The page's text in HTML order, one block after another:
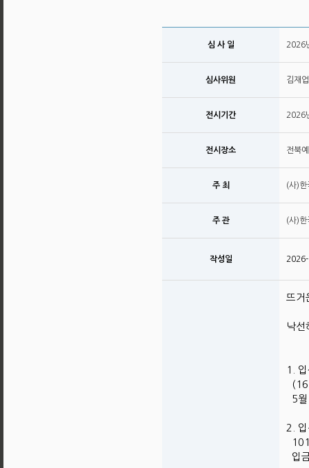
심 사 일 2026
심사위원 김재
전시기간 2026
전시장소 전북
주 최 (사)한
주 관 (사)한
작성일
뜨거
낙선
1.
5월
2.
입